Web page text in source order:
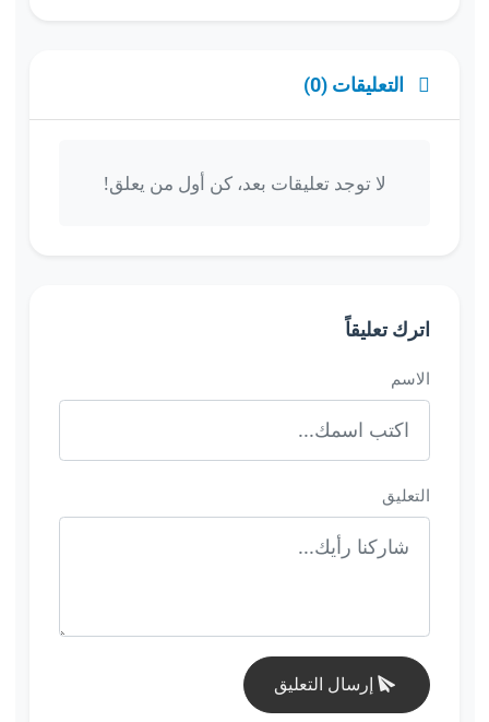
التعليقات (0)
لا توجد تعليقات بعد، كن أول من يعلق!
اترك تعليقاً
الاسم
التعليق
إرسال التعليق